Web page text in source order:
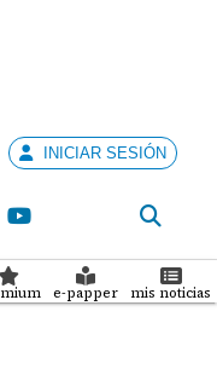
Concurso Artistas
INICIAR SESIÓN
e-papper mis noticias